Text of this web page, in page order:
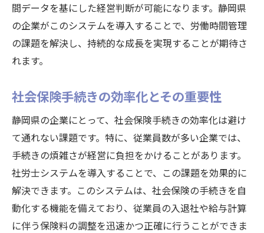
間データを基にした経営判断が可能になります。静岡県
の企業がこのシステムを導入することで、労働時間管理
の課題を解決し、持続的な成長を実現することが期待さ
れます。
社会保険手続きの効率化とその重要性
静岡県の企業にとって、社会保険手続きの効率化は避け
て通れない課題です。特に、従業員数が多い企業では、
手続きの煩雑さが経営に負担をかけることがあります。
社労士システムを導入することで、この課題を効果的に
解決できます。このシステムは、社会保険の手続きを自
動化する機能を備えており、従業員の入退社や給与計算
に伴う保険料の調整を迅速かつ正確に行うことができま